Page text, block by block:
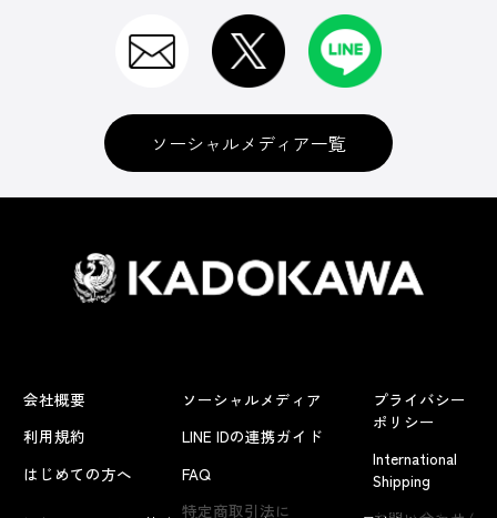
よくあるお問い合わせ
ソーシャルメディア一覧
会社概要
利用規約
はじめての方へ
ソーシャルメディア
LINE IDの連携ガイド
FAQ
特定商取引法に
プライバシー
ポリシー
International
Shipping